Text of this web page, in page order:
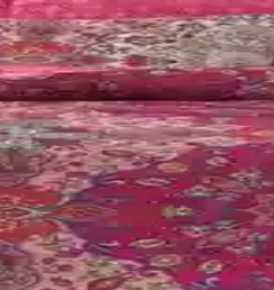
hacmiyle yatak takımları ve
Karşılaştırması
açısından karşılaştırıldı. Her
ve Dayanıklılık
nevresim takımları arasındaki